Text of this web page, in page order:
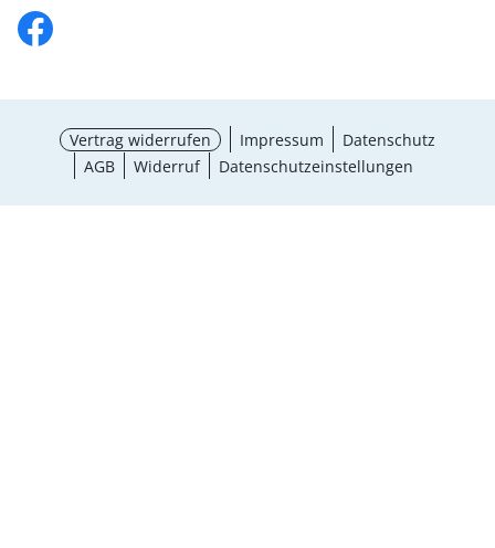
Vertrag widerrufen Impressum
Datenschutz
AGB
Widerruf Datenschutzeinstellungen